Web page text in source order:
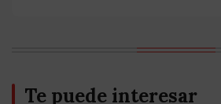
Te puede interesar